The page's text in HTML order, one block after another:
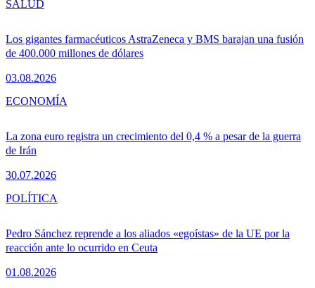
Los gigantes farmacéuticos AstraZeneca y BMS barajan una fusión
de 400.000 millones de dólares
03.08.2026
SALUD
La zona euro registra un crecimiento del 0,4 % a pesar de la guerra
de Irán
30.07.2026
ECONOMÍA
Pedro Sánchez reprende a los aliados «egoístas» de la UE por la
reacción ante lo ocurrido en Ceuta
01.08.2026
POLÍTICA